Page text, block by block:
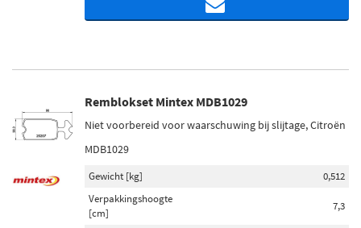
Remblokset Mintex MDB1029
Niet voorbereid voor waarschuwing bij slijtage, Citroën
MDB1029
Gewicht [kg]
0,512
Verpakkingshoogte
[cm]
7,3